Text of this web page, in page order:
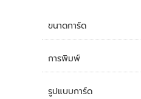
ขนาดการ์ด
การพิมพ์
รูปแบบการ์ด